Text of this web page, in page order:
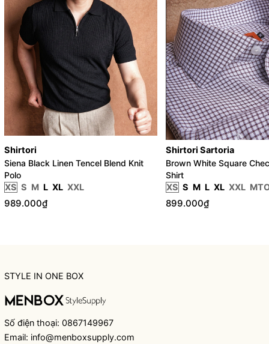
Shirtori
Siena Black Linen Tencel Blend Knit
Polo
XS S M L XL XXL
989.000₫
Shirtori Sartoria
Brown White Square
Shirt
XS S M L XL XXL
899.000₫
STYLE IN ONE BOX
Số điện thoại: 0867149967
Email: info@menboxsupply.com